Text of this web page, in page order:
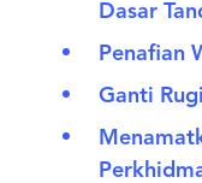
Dasar
Penafian
Ganti